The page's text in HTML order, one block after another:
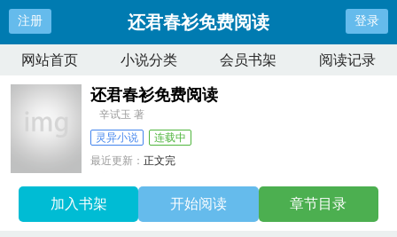
注册 还君春衫免费阅读 登录
网站首页 小说分类 会员书架 阅读记录
还君春衫免费阅读
辛试玉 著
灵异小说
连载中
最近更新：正文完
加入书架 开始阅读 章节目录